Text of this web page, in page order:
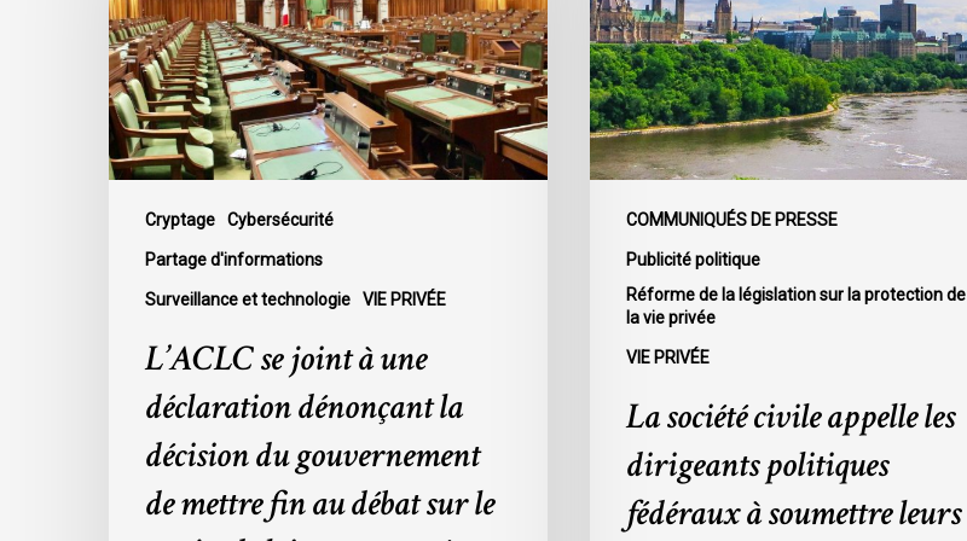
Cryptage Cybersécurité
Partage d'informations
Surveillance et technologie VIE PRIVÉE
une
déclaration
dénonçant
la
décision
du
gouvernement
débat
projet
L’ACLC se joint à une
déclaration dénonçant la
décision du gouvernement
de mettre fin au débat sur le
COMMUNIQUÉS DE PRESSE
Publicité politique
Réforme de la législation sur la protection de
la vie privée
VIE PRIVÉE
les
dirigeants
politiques
fédéraux
soumettre
leurs
protection
La société civile appelle les
dirigeants politiques
fédéraux à soumettre leurs